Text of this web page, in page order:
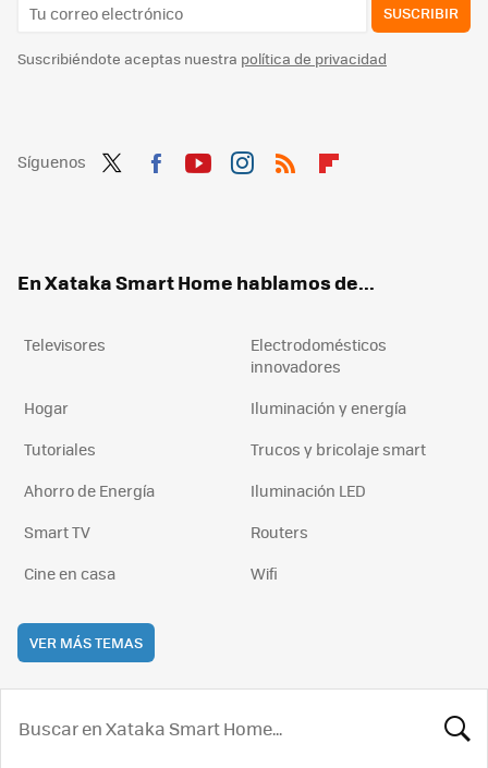
SUSCRIBIR
Suscribiéndote aceptas nuestra política de privacidad
Síguenos
En Xataka Smart Home hablamos de...
Televisores
Electrodomésticos
innovadores
Hogar
Iluminación y energía
Tutoriales
Trucos y bricolaje smart
Ahorro de Energía
Iluminación LED
Smart TV
Routers
Cine en casa
Wifi
VER MÁS TEMAS